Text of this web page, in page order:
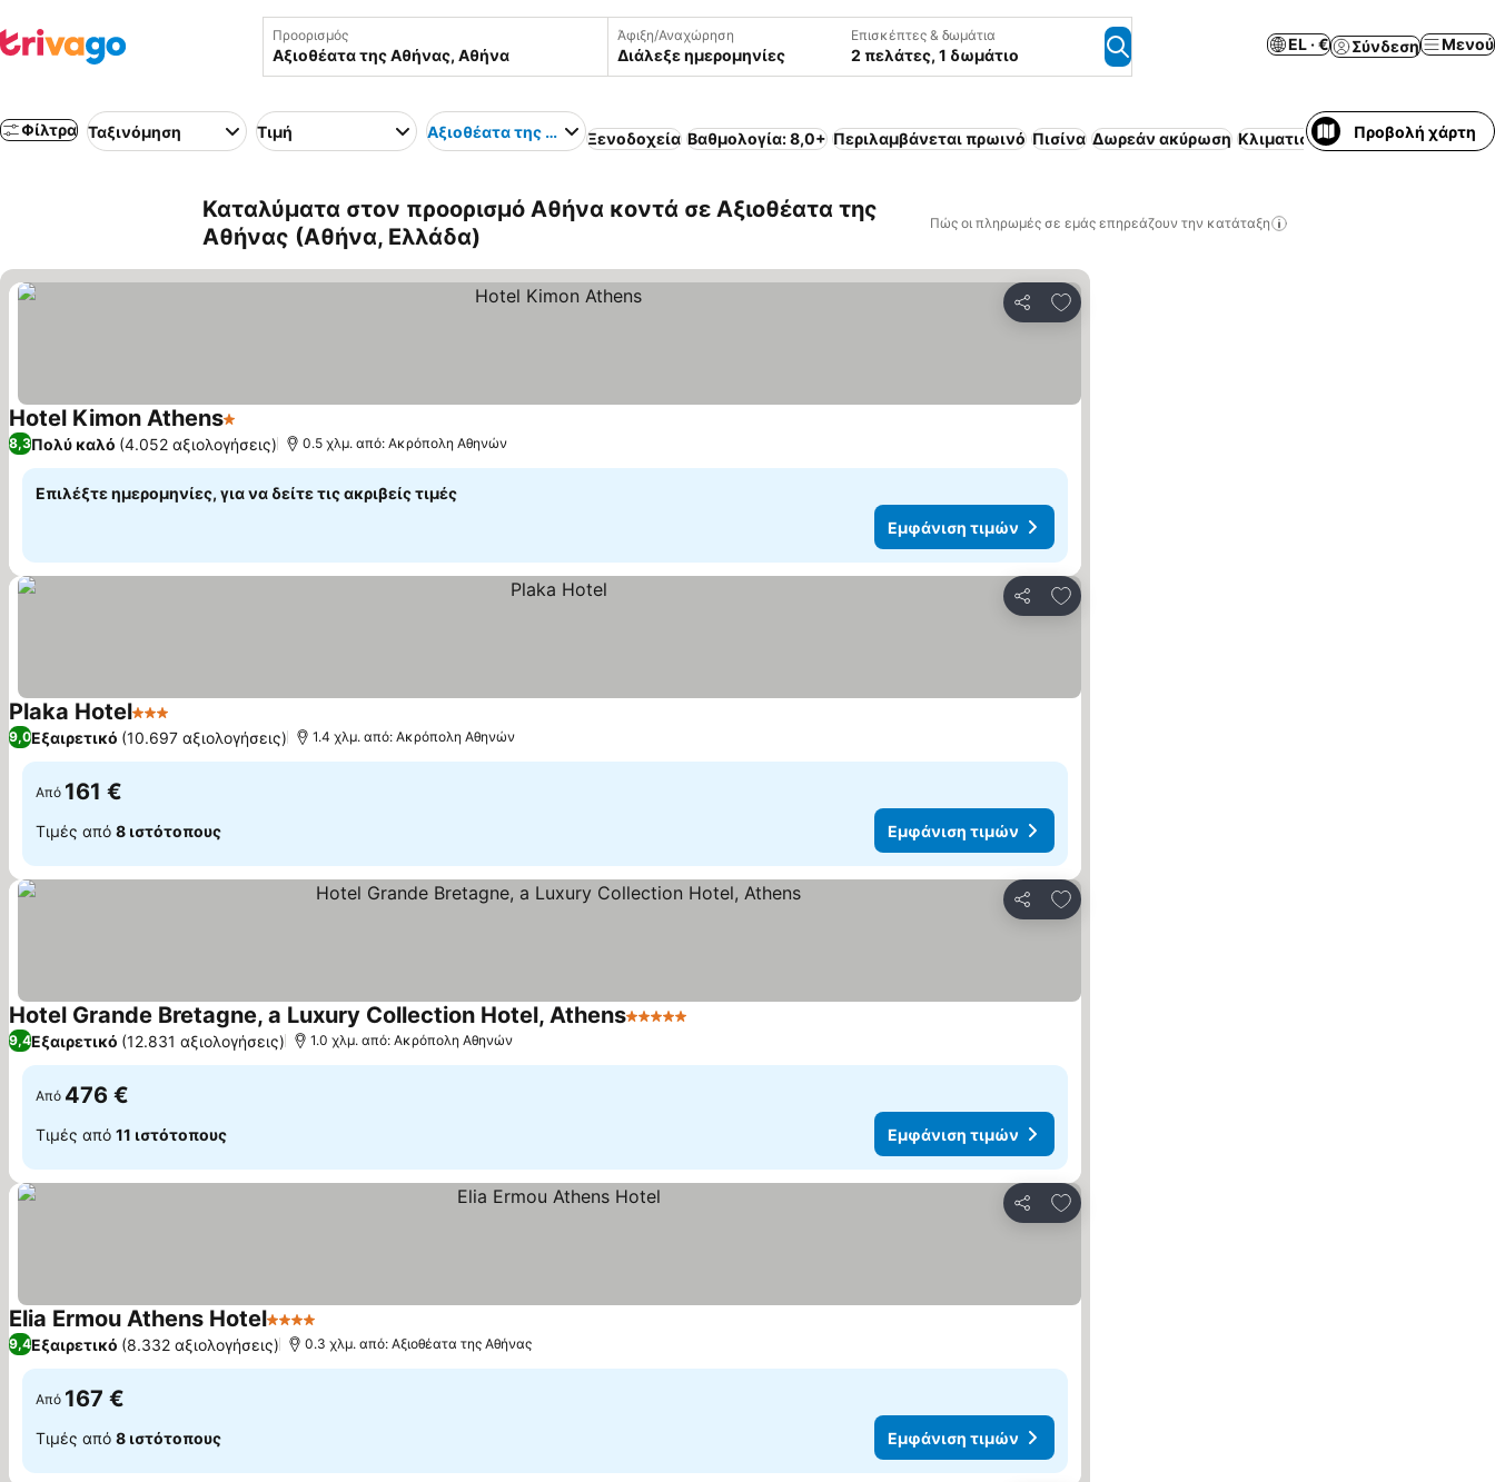
Προορισμός Άφιξη/Αναχώρηση
Διάλεξε ημερομηνίες
Επισκέπτες & δωμάτια
2 πελάτες, 1 δωμάτιο
EL · € Σύνδεση Μενού
Φίλτρα Ταξινόμηση Τιμή Αξιοθέατα της ΑθήναςΞενοδοχεία Βαθμολογία: 8,0+ Περιλαμβάνεται πρωινό Πισίνα Δωρεάν ακύρωση Κλιματισμός Επιπλωμένο
Προβολή χάρτη
Καταλύματα στον προορισμό Αθήνα κοντά σε Αξιοθέατα της
Αθήνας (Αθήνα, Ελλάδα)
Πώς οι πληρωμές σε εμάς επηρεάζουν την κατάταξη
Κοινοποίηση
Προσθήκη στα αγαπημένα
Hotel Kimon Athens1 Αστέρια
Εμφάνιση τιμών
8,3Πολύ καλό (4.052 αξιολογήσεις) 0.5 χλμ. από: Ακρόπολη Αθηνών
Επιλέξτε ημερομηνίες, για να δείτε τις ακριβείς τιμές
Εμφάνιση τιμών
Κοινοποίηση
Προσθήκη στα αγαπημένα
Plaka Hotel3 ΑστέριαΕμφάνιση τιμών
9,0Εξαιρετικό (10.697 αξιολογήσεις) 1.4 χλμ. από: Ακρόπολη Αθηνών
Από 161 €
Τιμές από 8 ιστότοπους Εμφάνιση τιμών
Κοινοποίηση
Προσθήκη στα αγαπημένα
Hotel Grande Bretagne, a Luxury Collection Hotel, Athens5 Αστέρια
9,4Εξαιρετικό (12.831 αξιολογήσεις) 1.0 χλμ. από: Ακρόπολη Αθηνών
Από 476 €
Τιμές από 11 ιστότοπους Εμφάνιση τιμών
Κοινοποίηση
Προσθήκη στα αγαπημένα
Elia Ermou Athens Hotel4 Αστέρια
9,4Εξαιρετικό (8.332 αξιολογήσεις) 0.3 χλμ. από: Αξιοθέατα της Αθήνας
Από 167 €
Τιμές από 8 ιστότοπους Εμφάνιση τιμών